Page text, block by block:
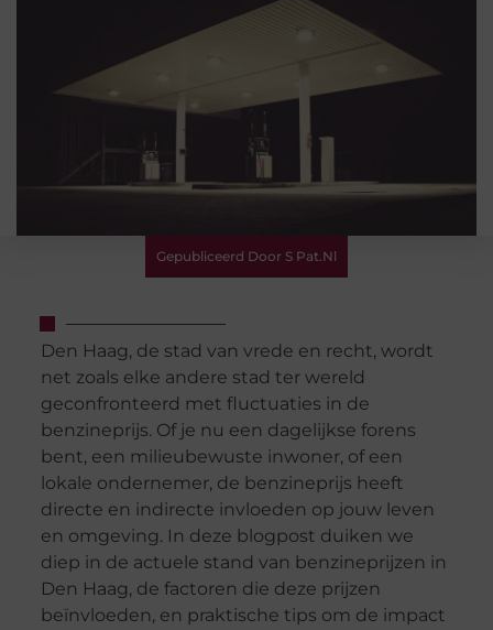
Gepubliceerd Door S Pat.nl
Den Haag, de stad van vrede en recht, wordt
net zoals elke andere stad ter wereld
geconfronteerd met fluctuaties in de
benzineprijs. Of je nu een dagelijkse forens
bent, een milieubewuste inwoner, of een
lokale ondernemer, de benzineprijs heeft
directe en indirecte invloeden op jouw leven
en omgeving. In deze blogpost duiken we
diep in de actuele stand van benzineprijzen in
Den Haag, de factoren die deze prijzen
beïnvloeden, en praktische tips om de impact